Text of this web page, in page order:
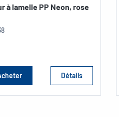
à lamelle PP Neon, rose
Détails